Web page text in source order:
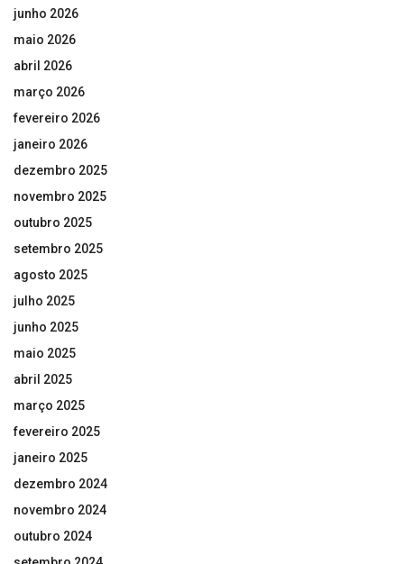
junho 2026
maio 2026
abril 2026
março 2026
fevereiro 2026
janeiro 2026
dezembro 2025
novembro 2025
outubro 2025
setembro 2025
agosto 2025
julho 2025
junho 2025
maio 2025
abril 2025
março 2025
fevereiro 2025
janeiro 2025
dezembro 2024
novembro 2024
outubro 2024